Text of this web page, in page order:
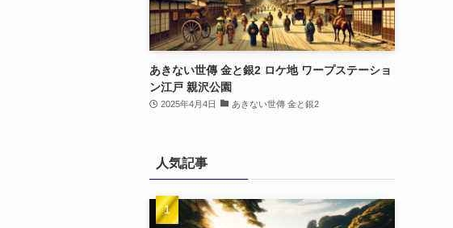
あきない世傳 金と銀2 ロケ地 ワープステーショ
ン江戸 親沢公園
2025年4月4日 あきない世傳 金と銀2
人気記事